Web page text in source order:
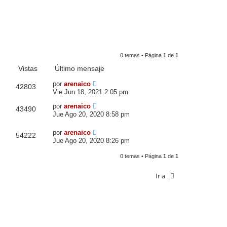
0 temas • Página 1 de 1
Vistas Último mensaje
42803 por arenaico
Vie Jun 18, 2021 2:05 pm
43490 por arenaico
Jue Ago 20, 2020 8:58 pm
54222 por arenaico
Jue Ago 20, 2020 8:26 pm
0 temas • Página 1 de 1
Ir a